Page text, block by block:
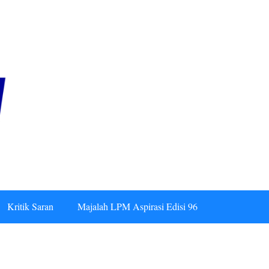
Kritik Saran Majalah LPM Aspirasi Edisi 96